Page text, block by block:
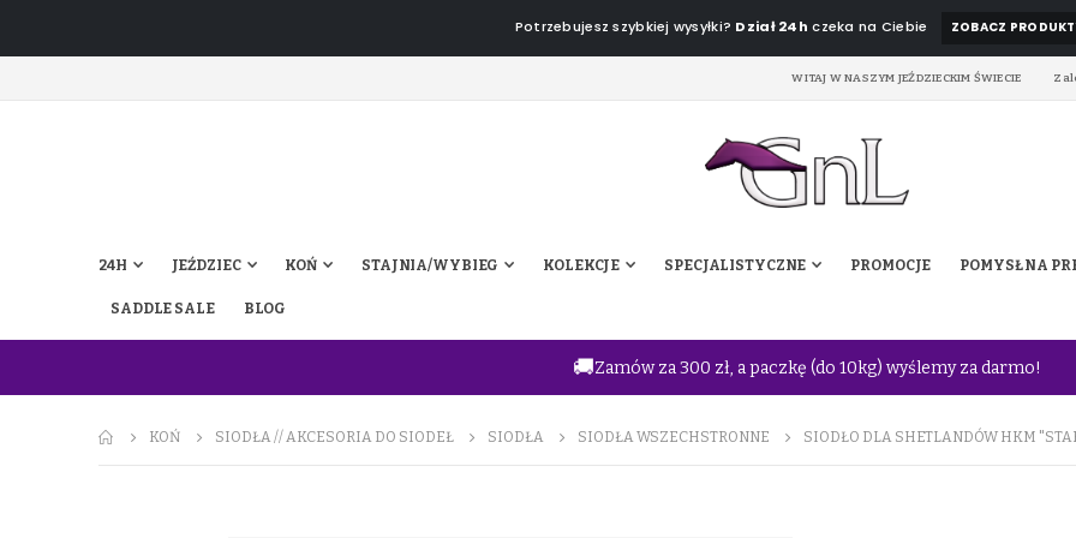
Potrzebujesz szybkiej wysyłki? Dział 24h czeka na Ciebie ZOBACZ
WITAJ W NASZYM JEŹDZIECKIM ŚWIECIE
24H JEŹDZIEC KOŃ STAJNIA/WYBIEG KOLEKCJE SPECJALISTYCZNE PROMOCJE POMYSŁ NA
SADDLE SALE BLOG
🚚Zamów za 300 zł, a paczkę (do 10kg) wyślemy za darmo!
KOŃ SIODŁA // AKCESORIA DO SIODEŁ SIODŁA SIODŁA WSZECHSTRONNE SIODŁO DLA SHETLANDÓW HKM